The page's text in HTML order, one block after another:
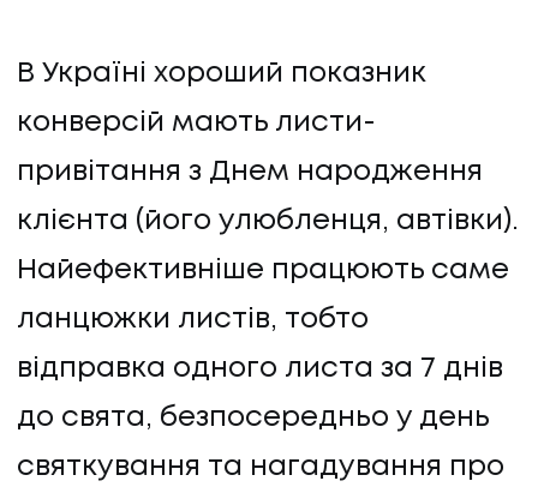
В Україні хороший показник
конверсій мають листи-
привітання з Днем народження
клієнта (його улюбленця, автівки).
Найефективніше працюють саме
ланцюжки листів, тобто
відправка одного листа за 7 днів
до свята, безпосередньо у день
святкування та нагадування про